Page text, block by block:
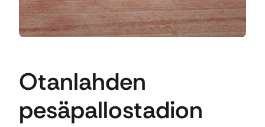
Otanlahden
pesäpallostadion